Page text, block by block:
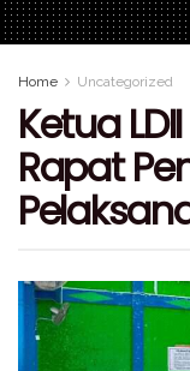
Home Uncategorized
Ketua
Rapat